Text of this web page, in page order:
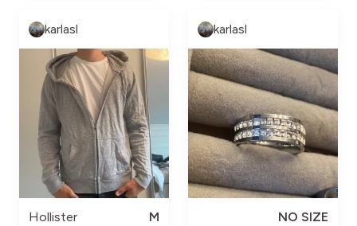
karlasl
Hollister
M
karlasl
NO SIZE